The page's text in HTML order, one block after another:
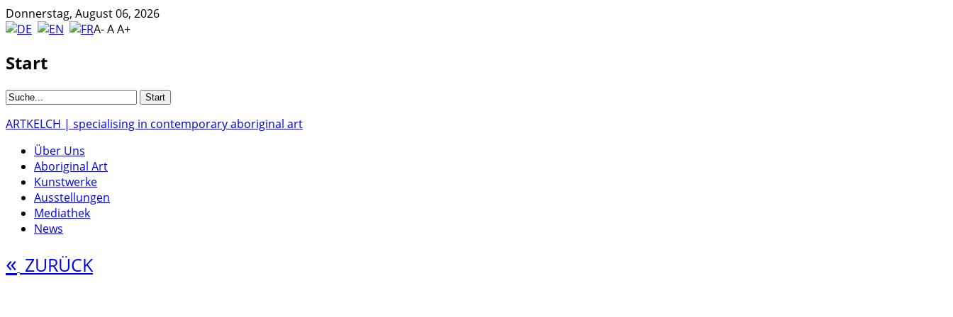
Donnerstag, August 06, 2026
A-AA+
Start
ARTKELCH | specialising in contemporary aboriginal art
Über Uns
Aboriginal Art
Kunstwerke
Ausstellungen
Mediathek
News
« ZURÜCK